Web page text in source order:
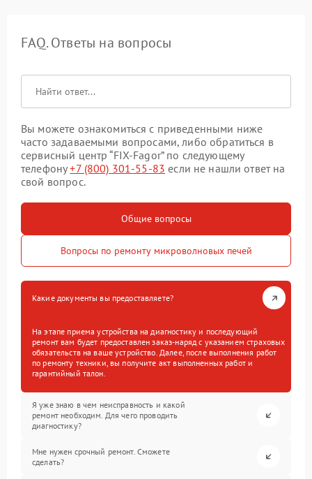
FAQ. Ответы на вопросы
Вы можете ознакомиться с приведенными ниже
часто задаваемыми вопросами, либо обратиться в
сервисный центр “FIX-Fagor” по следующему
телефону+7 (800) 301-55-83 если не нашли ответ на
свой вопрос.
Общие вопросы
Вопросы по ремонту микроволновых печей
Какие документы вы предоставляете?
На этапе приема устройства на диагностику и последующий
ремонт вам будет предоставлен заказ-наряд с указанием страховых
обязательств на ваше устройство. Далее, после выполнения работ
по ремонту техники, вы получите акт выполненных работ и
гарантийный талон.
Я уже знаю в чем неисправность и какой
ремонт необходим. Для чего проводить
диагностику?
Мне нужен срочный ремонт. Сможете
сделать?